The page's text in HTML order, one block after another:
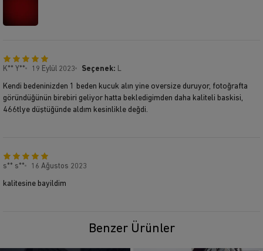
K** Y** 19 Eylül 2023 Seçenek: L
Kendi bedeninizden 1 beden kucuk alın yine oversize duruyor, fotoğrafta
göründüğünün birebiri geliyor hatta bekledigimden daha kaliteli baskisi,
466tlye düştüğünde aldım kesinlikle değdi.
s** s** 16 Ağustos 2023
kalitesine bayildim
Benzer Ürünler